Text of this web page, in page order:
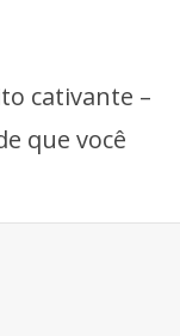
cativante –
que você